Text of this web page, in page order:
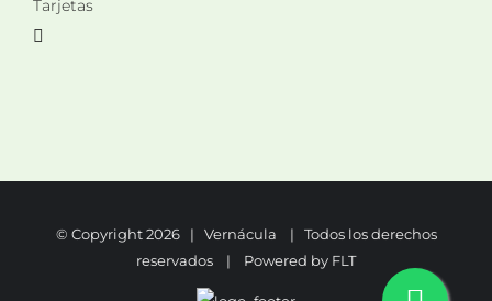
Tarjetas
© Copyright2026 | Vernácula | Todos los derechos
reservados | Powered by FLT